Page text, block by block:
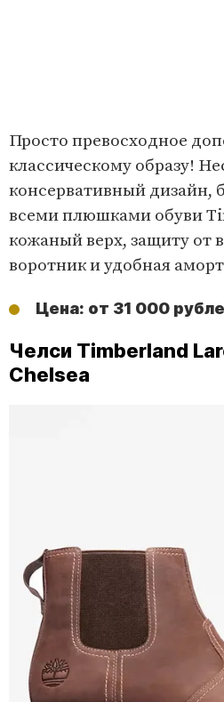
Просто превосходное
классическому образу!
консервативный дизайн,
всеми плюшками обуви
кожаный верх, защиту от
воротник и удобная
Цена: от 31 000
Челси Timberland
Chelsea